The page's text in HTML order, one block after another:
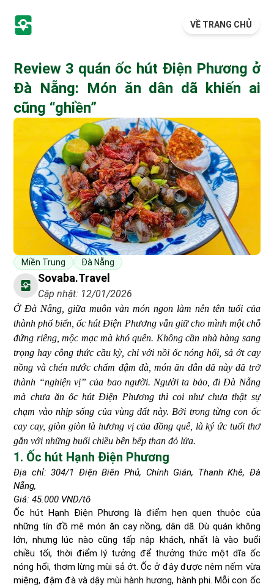
VỀ TRANG CHỦ
Review 3 quán ốc hút Điện Phương ở
Đà Nẵng: Món ăn dân dã khiến ai
cũng “ghiền”
Miền Trung Đà Nẵng
Sovaba.travel
Cập nhật: 12/01/2026
Ở Đà Nẵng, giữa muôn vàn món ngon làm nên tên tuổi của
thành phố biển, ốc hút Điện Phương vẫn giữ cho mình một chỗ
đứng riêng, mộc mạc mà khó quên. Không cần nhà hàng sang
trọng hay công thức cầu kỳ, chỉ với nồi ốc nóng hổi, sả ớt cay
nồng và chén nước chấm đậm đà, món ăn dân dã này đã trở
thành “nghiện vị” của bao người. Người ta bảo, đi Đà Nẵng
mà chưa ăn ốc hút Điện Phương thì coi như chưa thật sự
chạm vào nhịp sống của vùng đất này. Bởi trong từng con ốc
cay cay, giòn giòn là hương vị của đồng quê, là ký ức tuổi thơ
gắn với những buổi chiều bên bếp than đỏ lửa.
1. Ốc hút Hạnh Điện Phương
Địa chỉ: 304/1 Điện Biên Phủ, Chính Gián, Thanh Khê, Đà
Nẵng,
Giá: 45.000 VND/tô
Ốc hút Hạnh Điện Phương là điểm hẹn quen thuộc của
những tín đồ mê món ăn cay nồng, dân dã. Dù quán không
lớn, nhưng lúc nào cũng tấp nập khách, nhất là vào buổi
chiều tối, thời điểm lý tưởng để thưởng thức một dĩa ốc
nóng hổi, thơm lừng mùi sả ớt. Ốc ở đây được nêm nếm vừa
miệng, đậm đà và dậy mùi hành hương, hành phi. Mỗi con ốc